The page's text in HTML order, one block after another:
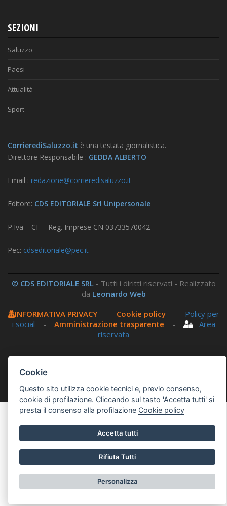
SEZIONI
Saluzzo
Paesi
Attualità
Sport
CorrierediSaluzzo.it è una testata giornalistica.
Direttore Responsabile : GEDDA ALBERTO
Email : redazione@corrieredisaluzzo.it
Editore: CDS EDITORIALE Srl Unipersonale
P.Iva – CF – Reg. Imprese CN 03733570042
Pec: cdseditoriale@pec.it
© CDS EDITORIALE SRL - Tutti i diritti riservati - Realizzato
da Leonardo Web
INFORMATIVA PRIVACY- Cookie policy- Policy per
i social - Amministrazione trasparente -
Area
riservata
DISLESSIA,
Leggibilità.
Cookie
Questo sito utilizza cookie tecnici e, previo consenso,
cookie di profilazione. Cliccando sul tasto 'Accetta tutti' si
presta il consenso alla profilazione Cookie policy
Accetta tutti
Rifiuta Tutti
Personalizza